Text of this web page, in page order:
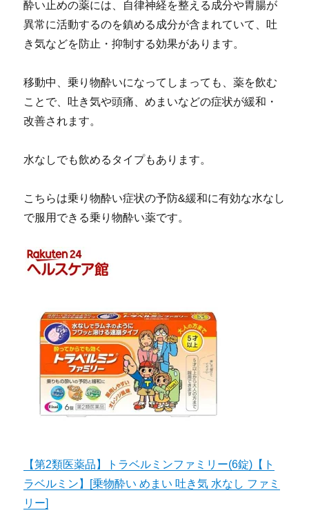
酔い止めの薬には、自律神経を整える成分や胃腸が
異常に活動するのを鎮める成分が含まれていて、吐
き気などを防止・抑制する効果があります。
移動中、乗り物酔いになってしまっても、薬を飲む
ことで、吐き気や頭痛、めまいなどの症状が緩和・
改善されます。
水なしでも飲めるタイプもあります。
こちらは乗り物酔い症状の予防&緩和に有効な水なし
で服用できる乗り物酔い薬です。
【第2類医薬品】トラベルミンファミリー(6錠)【ト
ラベルミン】[乗物酔い めまい 吐き気 水なし ファミ
リー]